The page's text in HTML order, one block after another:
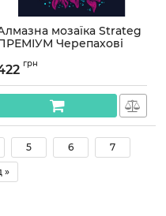
мозаїка Strateg
Черепахові
HEG87065
грн
5 6 7
»